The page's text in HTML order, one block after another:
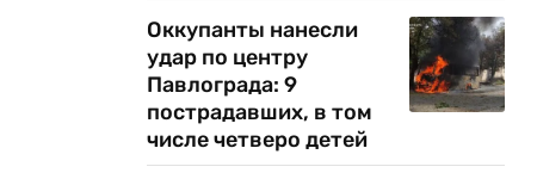
Оккупанты нанесли
удар по центру
Павлограда: 9
пострадавших, в том
числе четверо детей